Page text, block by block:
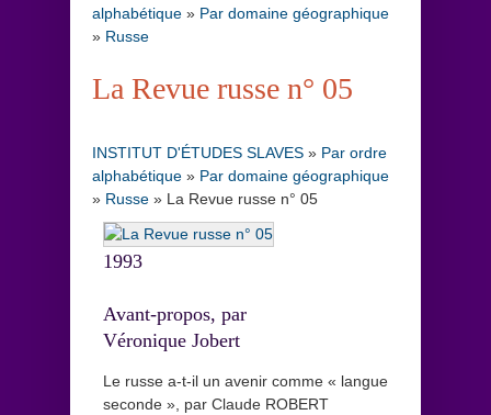
alphabétique » Par domaine géographique
» Russe
La Revue russe n° 05
INSTITUT D'ÉTUDES SLAVES » Par ordre
alphabétique » Par domaine géographique
» Russe » La Revue russe n° 05
1993
Avant-propos, par
Véronique Jobert
Le russe a-t-il un avenir comme « langue
seconde », par Claude ROBERT